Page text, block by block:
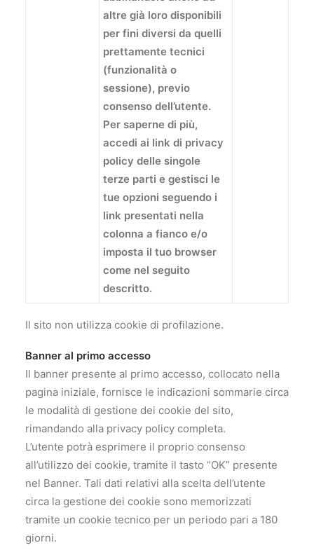
altre già loro disponibili
per fini diversi da quelli
prettamente tecnici
(funzionalità o
sessione), previo
consenso dell’utente.
Per saperne di più,
accedi ai link di privacy
policy delle singole
terze parti e gestisci le
tue opzioni seguendo i
link presentati nella
colonna a fianco e/o
imposta il tuo browser
come nel seguito
descritto.
Il sito non utilizza cookie di profilazione.
Banner al primo accesso
Il banner presente al primo accesso, collocato nella
pagina iniziale, fornisce le indicazioni sommarie circa
le modalità di gestione dei cookie del sito,
rimandando alla privacy policy completa.
L’utente potrà esprimere il proprio consenso
all’utilizzo dei cookie, tramite il tasto “OK” presente
nel Banner. Tali dati relativi alla scelta dell’utente
circa la gestione dei cookie sono memorizzati
tramite un cookie tecnico per un periodo pari a 180
giorni.